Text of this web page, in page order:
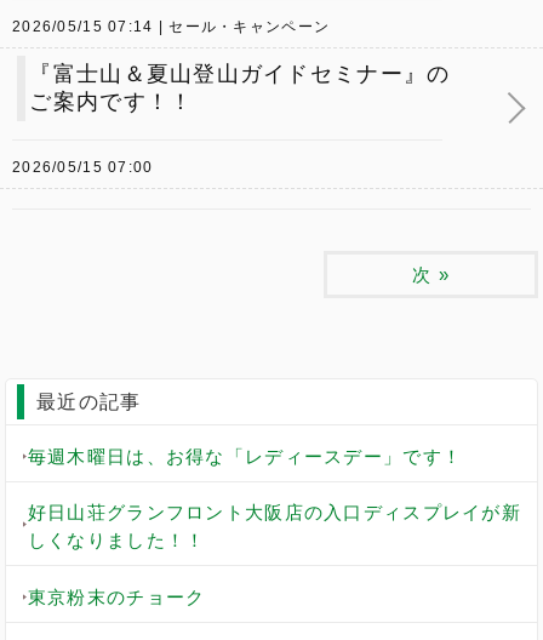
2026/05/15 07:14 セール・キャンペーン
『富士山＆夏山登山ガイドセミナー』の
ご案内です！！
2026/05/15 07:00
次 »
最近の記事
毎週木曜日は、お得な「レディースデー」です！
好日山荘グランフロント大阪店の入口ディスプレイが新
しくなりました！！
東京粉末のチョーク